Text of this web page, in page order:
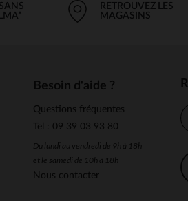
RETROUVEZ LES
MAGASINS
Besoin d'aide ?
Questions fréquentes
Tel : 09 39 03 93 80
Du lundi au vendredi de 9h à 18h
et le samedi de 10h à 18h
Nous contacter